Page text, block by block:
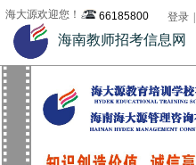
海大源欢迎您！ 66185800 登录
海南教师招考信息网